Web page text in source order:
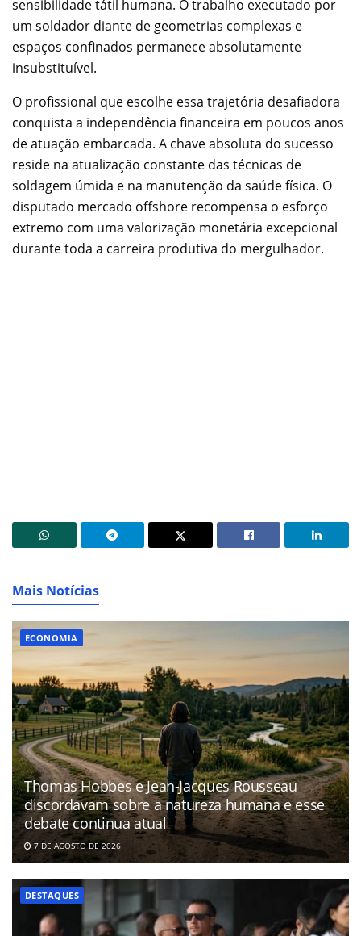
sensibilidade tátil humana. O trabalho executado por
um soldador diante de geometrias complexas e
espaços confinados permanece absolutamente
insubstituível.
O profissional que escolhe essa trajetória desafiadora
conquista a independência financeira em poucos anos
de atuação embarcada. A chave absoluta do sucesso
reside na atualização constante das técnicas de
soldagem úmida e na manutenção da saúde física. O
disputado mercado offshore recompensa o esforço
extremo com uma valorização monetária excepcional
durante toda a carreira produtiva do mergulhador.
Mais Notícias
ECONOMIA
Thomas Hobbes e Jean-Jacques Rousseau
discordavam sobre a natureza humana e esse
debate continua atual
7 DE AGOSTO DE 2026
DESTAQUES